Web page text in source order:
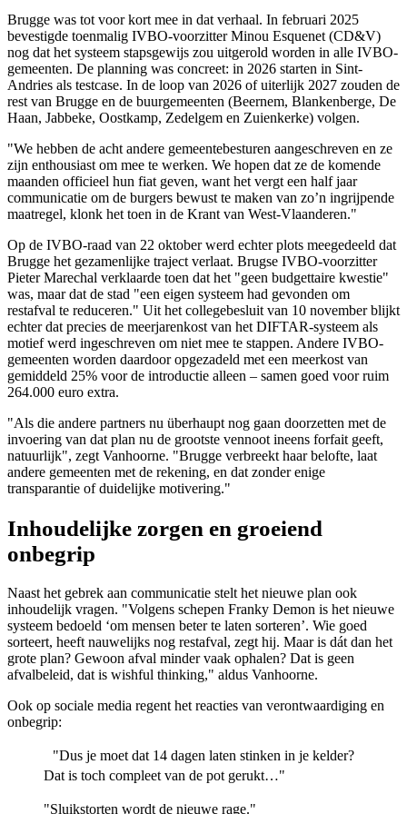
Brugge was tot voor kort mee in dat verhaal. In februari 2025
bevestigde toenmalig IVBO-voorzitter Minou Esquenet (CD&V)
nog dat het systeem stapsgewijs zou uitgerold worden in alle IVBO-
gemeenten. De planning was concreet: in 2026 starten in Sint-
Andries als testcase. In de loop van 2026 of uiterlijk 2027 zouden de
rest van Brugge en de buurgemeenten (Beernem, Blankenberge, De
Haan, Jabbeke, Oostkamp, Zedelgem en Zuienkerke) volgen.
"We hebben de acht andere gemeentebesturen aangeschreven en ze
zijn enthousiast om mee te werken. We hopen dat ze de komende
maanden officieel hun fiat geven, want het vergt een half jaar
communicatie om de burgers bewust te maken van zo’n ingrijpende
maatregel, klonk het toen in de Krant van West-Vlaanderen."
Op de IVBO-raad van 22 oktober werd echter plots meegedeeld dat
Brugge het gezamenlijke traject verlaat. Brugse IVBO-voorzitter
Pieter Marechal verklaarde toen dat het "geen budgettaire kwestie"
was, maar dat de stad "een eigen systeem had gevonden om
restafval te reduceren." Uit het collegebesluit van 10 november blijkt
echter dat precies de meerjarenkost van het DIFTAR-systeem als
motief werd ingeschreven om niet mee te stappen. Andere IVBO-
gemeenten worden daardoor opgezadeld met een meerkost van
gemiddeld 25% voor de introductie alleen – samen goed voor ruim
264.000 euro extra.
"Als die andere partners nu überhaupt nog gaan doorzetten met de
invoering van dat plan nu de grootste vennoot ineens forfait geeft,
natuurlijk", zegt Vanhoorne. "Brugge verbreekt haar belofte, laat
andere gemeenten met de rekening, en dat zonder enige
transparantie of duidelijke motivering."
Inhoudelijke zorgen en groeiend
onbegrip
Naast het gebrek aan communicatie stelt het nieuwe plan ook
inhoudelijk vragen. "Volgens schepen Franky Demon is het nieuwe
systeem bedoeld ‘om mensen beter te laten sorteren’. Wie goed
sorteert, heeft nauwelijks nog restafval, zegt hij. Maar is dát dan het
grote plan? Gewoon afval minder vaak ophalen? Dat is geen
afvalbeleid, dat is wishful thinking," aldus Vanhoorne.
Ook op sociale media regent het reacties van verontwaardiging en
onbegrip:
"Dus je moet dat 14 dagen laten stinken in je kelder?
Dat is toch compleet van de pot gerukt…"
"Sluikstorten wordt de nieuwe rage."